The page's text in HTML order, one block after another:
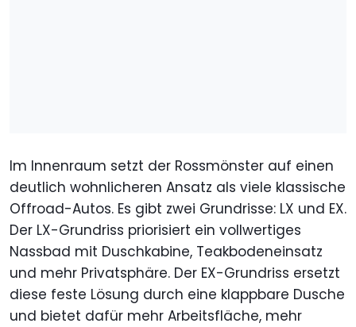
Im Innenraum setzt der Rossmönster auf einen
deutlich wohnlicheren Ansatz als viele klassische
Offroad-Autos. Es gibt zwei Grundrisse: LX und EX.
Der LX-Grundriss priorisiert ein vollwertiges
Nassbad mit Duschkabine, Teakbodeneinsatz
und mehr Privatsphäre. Der EX-Grundriss ersetzt
diese feste Lösung durch eine klappbare Dusche
und bietet dafür mehr Arbeitsfläche, mehr